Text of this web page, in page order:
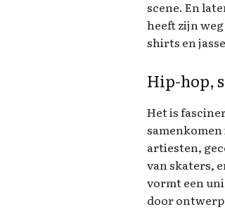
scene. En
heeft zijn
shirts en
Hip-hop,
Het is
artiesten,
van skaters,
vormt een
door